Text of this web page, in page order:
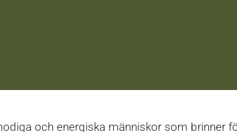
och energiska människor som brinner